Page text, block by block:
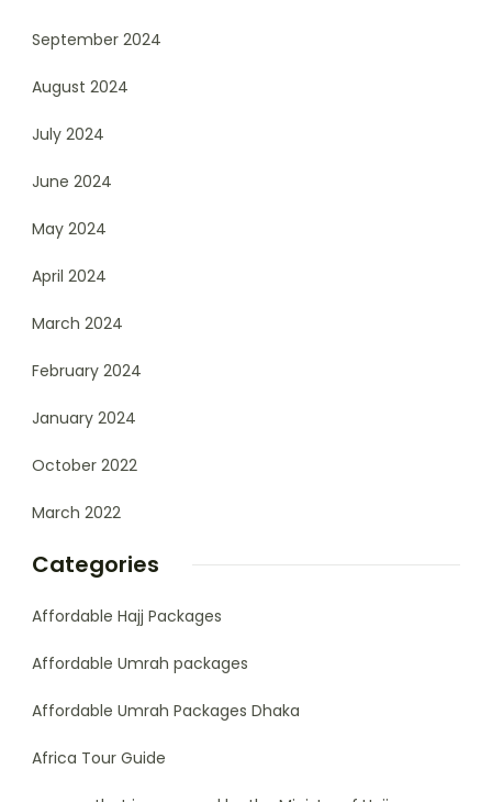
September 2024
August 2024
July 2024
June 2024
May 2024
April 2024
March 2024
February 2024
January 2024
October 2022
March 2022
Categories
Affordable Hajj Packages
Affordable Umrah packages
Affordable Umrah Packages Dhaka
Africa Tour Guide